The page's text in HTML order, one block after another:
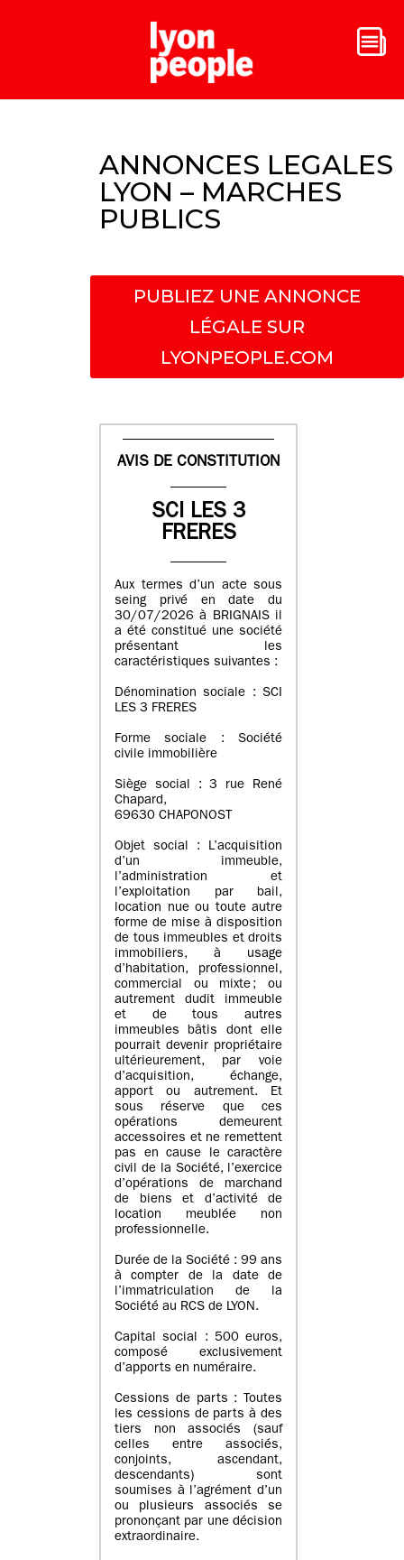
ANNONCES LEGALES
LYON – MARCHES
PUBLICS
PUBLIEZ UNE ANNONCE
LÉGALE SUR
LYONPEOPLE.COM
AVIS DE CONSTITUTION
SCI LES 3
FRERES
Aux termes d’un acte sous
seing privé en date du
30/07/2026 à BRIGNAIS il
a été constitué une société
présentant les
caractéristiques suivantes :
Dénomination sociale : SCI
LES 3 FRERES
Forme sociale : Société
civile immobilière
Siège social : 3 rue René
Chapard,
69630 CHAPONOST
Objet social : L’acquisition
d’un immeuble,
l’administration et
l’exploitation par bail,
location nue ou toute autre
forme de mise à disposition
de tous immeubles et droits
immobiliers, à usage
d’habitation, professionnel,
commercial ou mixte ; ou
autrement dudit immeuble
et de tous autres
immeubles bâtis dont elle
pourrait devenir propriétaire
ultérieurement, par voie
d’acquisition, échange,
apport ou autrement. Et
sous réserve que ces
opérations demeurent
accessoires et ne remettent
pas en cause le caractère
civil de la Société, l’exercice
d’opérations de marchand
de biens et d’activité de
location meublée non
professionnelle.
Durée de la Société : 99 ans
à compter de la date de
l’immatriculation de la
Société au RCS de LYON.
Capital social : 500 euros,
composé exclusivement
d’apports en numéraire.
Cessions de parts : Toutes
les cessions de parts à des
tiers non associés (sauf
celles entre associés,
conjoints, ascendant,
descendants) sont
soumises à l’agrément d’un
ou plusieurs associés se
prononçant par une décision
extraordinaire.